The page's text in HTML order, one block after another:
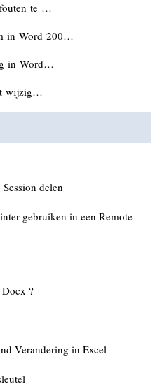
te …
in Word 200…
in Word…
wijzig…
delen
gebruiken in een Remote
Docx ?
Verandering in Excel